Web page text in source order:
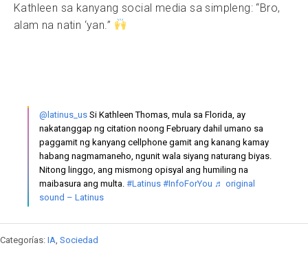
Kathleen sa kanyang social media sa simpleng: “Bro,
alam na natin ‘yan.”
@latinus_us Si Kathleen Thomas, mula sa Florida, ay
nakatanggap ng citation noong February dahil umano sa
paggamit ng kanyang cellphone gamit ang kanang kamay
habang nagmamaneho, ngunit wala siyang naturang biyas.
Nitong linggo, ang mismong opisyal ang humiling na
maibasura ang multa. #Latinus #InfoForYou ♬ original
sound – Latinus
Categorías: IA Sociedad